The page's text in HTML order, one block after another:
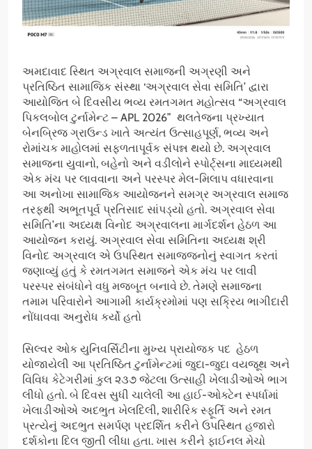
અમદાવાદ સ્થિત અગ્રવાલ સમાજની અગ્રણી અને
પ્રતિષ્ઠિત સામાજિક સંસ્થા ‘અગ્રવાલ સેવા સમિતિ’ દ્વારા
આયોજિત બે દિવસીય ભવ્ય રમતગમત મહોત્સવ “અગ્રવાલ
પિકલબોલ ટુર્નામેન્ટ – APL 2026” થલતેજના પ્રખ્યાત
બેનબ્રિજ ગ્રાઉન્ડ ખાતે અત્યંત ઉત્સાહપૂર્ણ, ભવ્ય અને
રોમાંચક માહોલમાં સફળતાપૂર્વક સંપન્ન થયો છે. અગ્રવાલ
સમાજના યુવાનો, બહેનો અને વડીલોને સ્પોર્ટ્સના માધ્યમથી
એક મંચ પર લાવવાના અને પરસ્પર મેલ-મિલાપ વધારવાના
આ અનોખા સામાજિક આયોજનને સમગ્ર અગ્રવાલ સમાજ
તરફથી અભૂતપૂર્વ પ્રતિસાદ સાંપડ્યો હતો. અગ્રવાલ સેવા
સમિતિ’ના અધ્યક્ષ વિનોદ અગ્રવાલના માર્ગદર્શન હેઠળ આ
આયોજન કરાયું. અગ્રવાલ સેવા સમિતિના અધ્યક્ષ શ્રી
વિનોદ અગ્રવાલ એ ઉપસ્થિત સમાજજનોનું સ્વાગત કરતાં
જણાવ્યું હતું કે રમતગમત સમાજને એક મંચ પર લાવી
પરસ્પર સંબંધોને વધુ મજબૂત બનાવે છે. તેમણે સમાજના
તમામ પરિવારોને આગામી કાર્યક્રમોમાં પણ સક્રિય ભાગીદારી
નોંધાવવા અનુરોધ કર્યો હતો
સિલ્વર ઓક યુનિવર્સિટીના મુખ્ય પ્રાયોજક પદ હેઠળ
યોજાયેલી આ પ્રતિષ્ઠિત ટુર્નામેન્ટમાં જુદા-જુદા વયજૂથ અને
વિવિધ કેટેગરીમાં કુલ ૨૩૭ જેટલા ઉત્સાહી ખેલાડીઓએ ભાગ
લીધો હતો. બે દિવસ સુધી ચાલેલી આ હાઈ-ઓક્ટેન સ્પર્ધામાં
ખેલાડીઓએ અદભુત ખેલદિલી, શારીરિક સ્ફૂર્તિ અને રમત
પ્રત્યેનું અદભુત સમર્પણ પ્રદર્શિત કરીને ઉપસ્થિત હજારો
દર્શકોના દિલ જીતી લીધા હતા. ખાસ કરીને ફાઈનલ મેચો